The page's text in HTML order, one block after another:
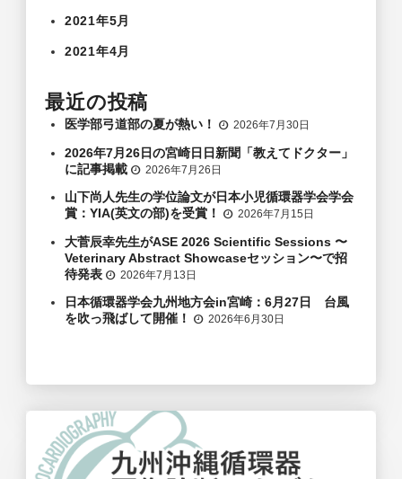
2021年5月
2021年4月
最近の投稿
医学部弓道部の夏が熱い！ 2026年7月30日
2026年7月26日の宮崎日日新聞「教えてドクター」
に記事掲載
2026年7月26日
山下尚人先生の学位論文が日本小児循環器学会学会
賞：YIA(英文の部)を受賞！
2026年7月15日
大菅辰幸先生がASE 2026 Scientific Sessions 〜
Veterinary Abstract Showcaseセッション〜で招
待発表
2026年7月13日
日本循環器学会九州地方会in宮崎：6月27日 台風
を吹っ飛ばして開催！
2026年6月30日